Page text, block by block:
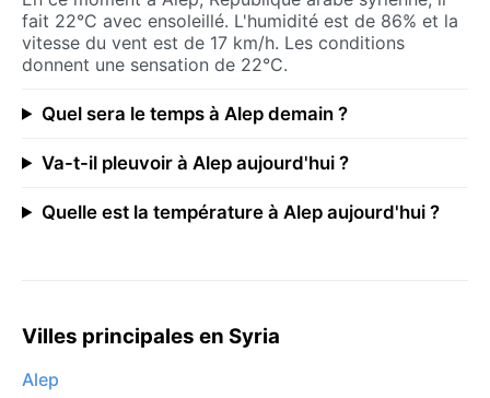
fait 22°C avec ensoleillé. L'humidité est de 86% et la
vitesse du vent est de 17 km/h. Les conditions
donnent une sensation de 22°C.
Quel sera le temps à Alep demain ?
Va-t-il pleuvoir à Alep aujourd'hui ?
Quelle est la température à Alep aujourd'hui ?
Villes principales en Syria
Alep